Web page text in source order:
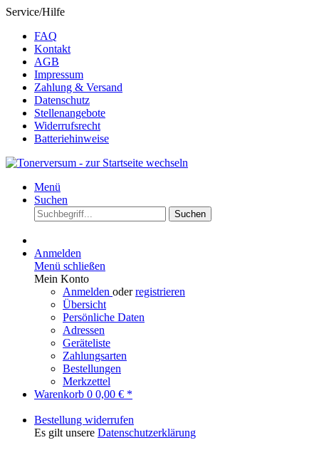
Service/Hilfe
FAQ
Kontakt
AGB
Impressum
Zahlung & Versand
Datenschutz
Stellenangebote
Widerrufsrecht
Batteriehinweise
Menü
Suchen
Suchen
Anmelden
Menü schließen
Mein Konto
Anmelden oderregistrieren
Übersicht
Persönliche Daten
Adressen
Geräteliste
Zahlungsarten
Bestellungen
Merkzettel
Warenkorb 0 0,00 € *
Bestellung widerrufen
Es gilt unsere Datenschutzerklärung